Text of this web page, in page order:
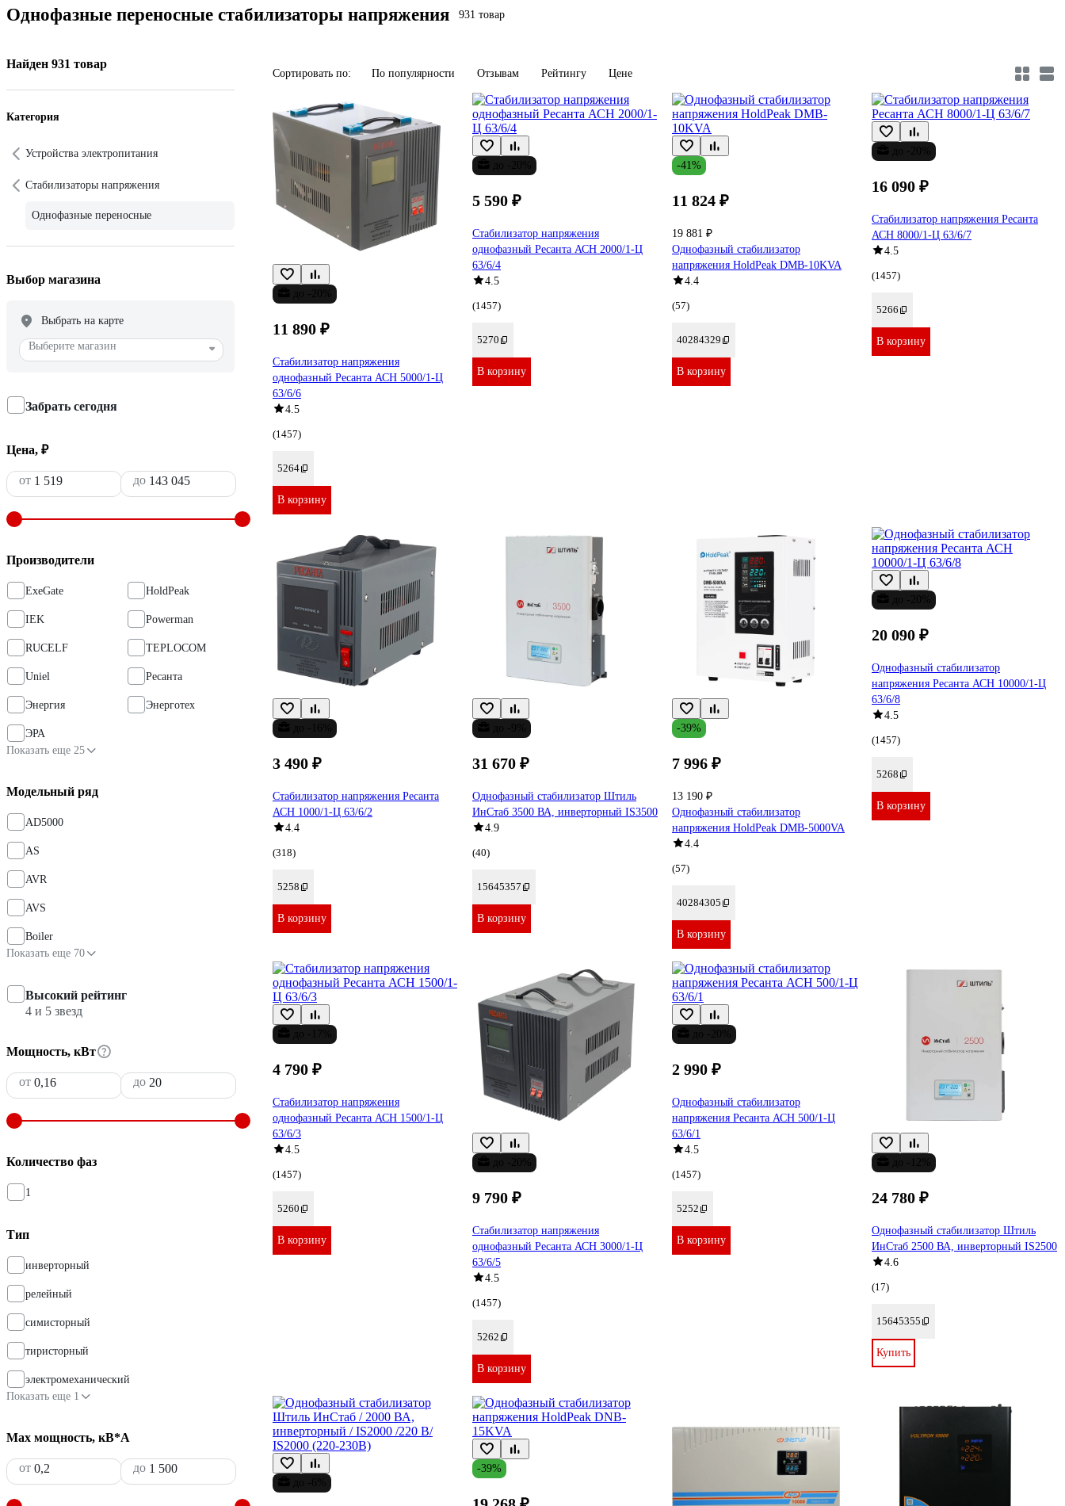
Однофазные переносные стабилизаторы напряжения 931 товар
Найден 931 товар
Категория
Устройства электропитания
Стабилизаторы напряжения
Однофазные переносные
Выбор магазина
Выбрать на карте
Выберите магазин
Забрать сегодня
Цена, ₽
от до
Производители
ExeGate HoldPeak
IEK Powerman
RUCELF TEPLOCOM
Uniel Ресанта
Энергия Энерготех
ЭРА
Показать еще 25
Модельный ряд
AD5000
AS
AVR
AVS
Boiler
Показать еще 70
Высокий рейтинг
4 и 5 звезд
Мощность, кВт
от до
Количество фаз
1
Тип
инверторный
релейный
симисторный
тиристорный
электромеханический
Показать еще 1
Max мощность, кВ*А
от до
Сортировать по: По популярности Отзывам Рейтингу Цене
11 890 ₽
Стабилизатор напряжения
однофазный Ресанта АСН 5000/1-Ц
63/6/6
4.5
(1457)
5264
В корзину
5 590 ₽
Стабилизатор напряжения
однофазный Ресанта АСН 2000/1-Ц
63/6/4
4.5
(1457)
5270
В корзину
-41%
11 824 ₽
19 881 ₽
Однофазный стабилизатор
напряжения HoldPeak DMB-10KVA
4.4
(57)
40284329
В корзину
16 090 ₽
Стабилизатор напряжения Ресанта
АСН 8000/1-Ц 63/6/7
4.5
(1457)
5266
В корзину
3 490 ₽
Стабилизатор напряжения Ресанта
АСН 1000/1-Ц 63/6/2
4.4
(318)
5258
В корзину
31 670 ₽
Однофазный стабилизатор Штиль
ИнСтаб 3500 ВА, инверторный IS3500
4.9
(40)
15645357
В корзину
-39%
7 996 ₽
13 190 ₽
Однофазный стабилизатор
напряжения HoldPeak DMB-5000VA
4.4
(57)
40284305
В корзину
20 090 ₽
Однофазный стабилизатор
напряжения Ресанта АСН 10000/1-Ц
63/6/8
4.5
(1457)
5268
В корзину
4 790 ₽
Стабилизатор напряжения
однофазный Ресанта АСН 1500/1-Ц
63/6/3
4.5
(1457)
5260
В корзину
9 790 ₽
Стабилизатор напряжения
однофазный Ресанта АСН 3000/1-Ц
63/6/5
4.5
(1457)
5262
В корзину
2 990 ₽
Однофазный стабилизатор
напряжения Ресанта АСН 500/1-Ц
63/6/1
4.5
(1457)
5252
В корзину
24 780 ₽
Однофазный стабилизатор Штиль
ИнСтаб 2500 ВА, инверторный IS2500
4.6
(17)
15645355
Купить
-39%